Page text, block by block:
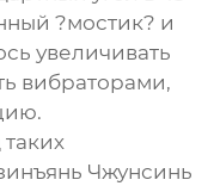
?мостик? и
увеличивать
вибраторами,
Чжунсинь